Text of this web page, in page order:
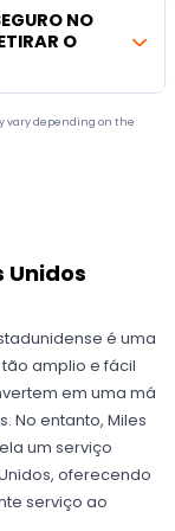
NO
O
vary depending on the
Unidos
é uma
amplio e fácil
em uma má
No entanto, Miles
um serviço
oferecendo
serviço ao